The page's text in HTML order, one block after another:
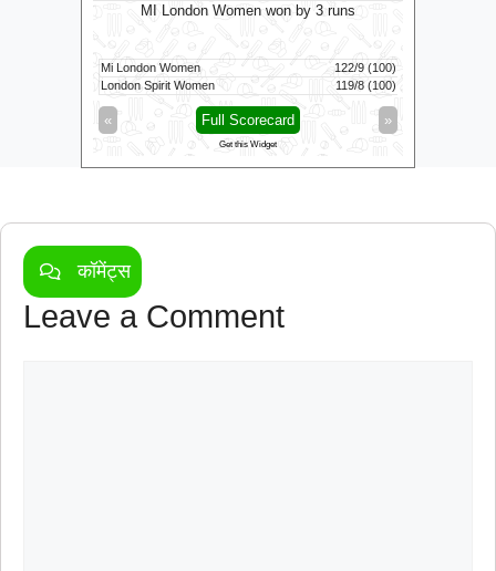
MI London Women won by 3 runs
Mi London Women
122/9 (100)
London Spirit Women
119/8 (100)
« »
Full Scorecard
Get this Widget
कॉमेंट्स
Leave a Comment